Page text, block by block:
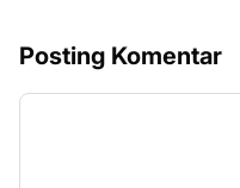
Posting Komentar